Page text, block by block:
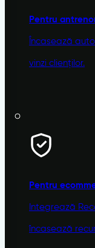
Pentru
Încasează
vinzi clienților.
Pentru
Integrează
încasează